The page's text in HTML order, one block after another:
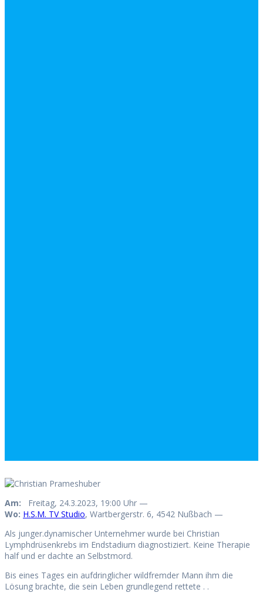
Am: Freitag, 24.3.2023, 19:00 Uhr —
Wo: H.S.M. TV Studio, Wartbergerstr. 6, 4542 Nußbach —
Als junger.dynamischer Unternehmer wurde bei Christian
Lymphdrüsenkrebs im Endstadium diagnostiziert. Keine Therapie
half und er dachte an Selbstmord.
Bis eines Tages ein aufdringlicher wildfremder Mann ihm die
Lösung brachte, die sein Leben grundlegend rettete . .